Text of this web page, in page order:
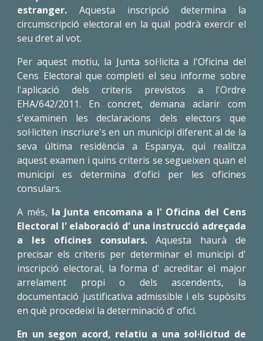
estranger. Aquesta inscripció determina la
circumscripció electoral en la qual podrà exercir el
seu dret al vot.
Per aquest motiu, la Junta sol·licita a l'Oficina del
Cens Electoral que completi el seu informe sobre
l'aplicació dels criteris previstos a l'Ordre
EHA/642/2011. En concret, demana aclarir com
s'examinen les declaracions dels electors que
sol·liciten inscriure's en un municipi diferent al de la
seva última residència a Espanya, qui realitza
aquest examen i quins criteris se segueixen quan el
municipi es determina d'ofici per les oficines
consulars.
A més, la Junta encomana a l' Oficina del Cens
Electoral l' elaboració d' una instrucció adreçada
a les oficines consulars.Aquesta haurà de
precisar els criteris per determinar el municipi d'
inscripció electoral, la forma d' acreditar el major
arrelament propi o dels ascendents, la
documentació justificativa admissible i els supòsits
en què procedeixi la determinació d' ofici.
En un segon acord, relatiu a una sol·licitud de